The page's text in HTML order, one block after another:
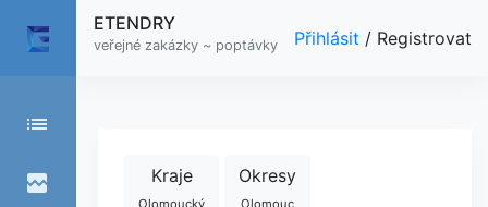
list
broken_image
ETENDRY
veřejné zakázky ~ poptávky Přihlásit / Registrovat
Kraje
Olomoucký
Okresy
Olomouc